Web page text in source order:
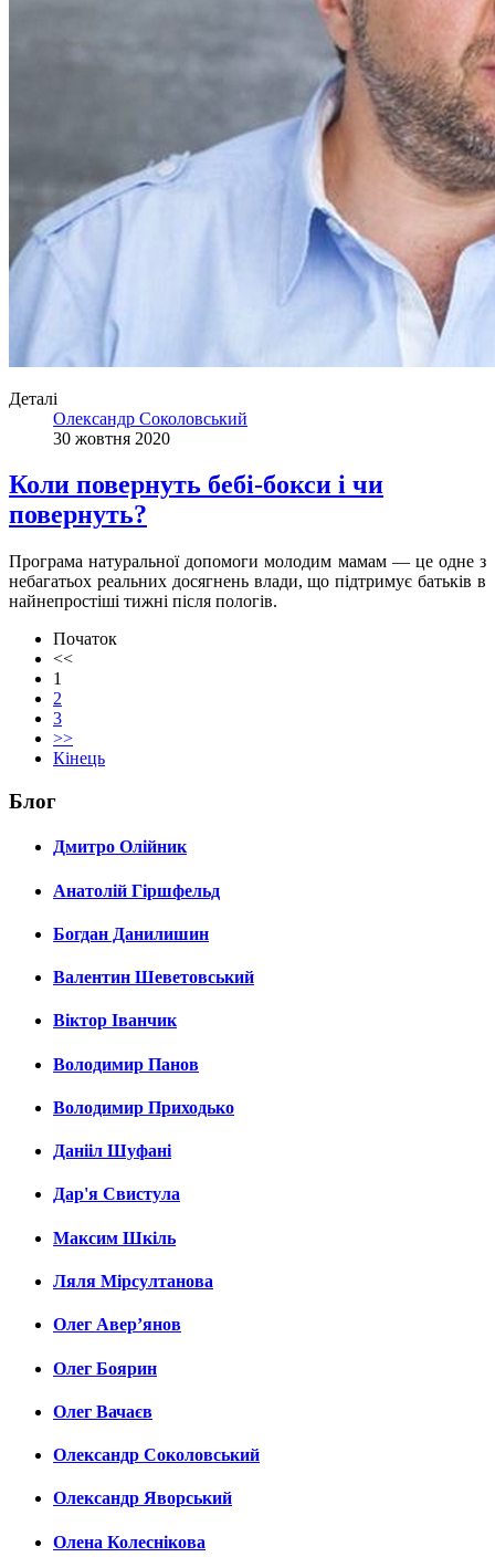
Деталі
Олександр Соколовський
30 жовтня 2020
Коли повернуть бебі-бокси і чи
повернуть?
Програма натуральної допомоги молодим мамам — це одне з
небагатьох реальних досягнень влади, що підтримує батьків в
найнепростіші тижні після пологів.
Початок
<<
1
2
3
>>
Кінець
Блог
Дмитро Олійник
Анатолій Гіршфельд
Богдан Данилишин
Валентин Шеветовський
Віктор Іванчик
Володимир Панов
Володимир Приходько
Данііл Шуфані
Дар'я Свистула
Максим Шкіль
Ляля Мірсултанова
Олег Авер’янов
Олег Боярин
Олег Вачаєв
Олександр Соколовський
Олександр Яворський
Олена Колеснікова